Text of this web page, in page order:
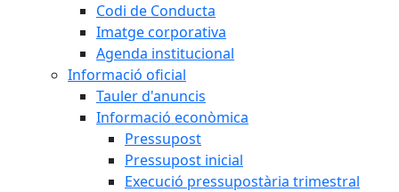
Codi de Conducta
Imatge corporativa
Agenda institucional
Informació oficial
Tauler d'anuncis
Informació econòmica
Pressupost
Pressupost inicial
Execució pressupostària trimestral